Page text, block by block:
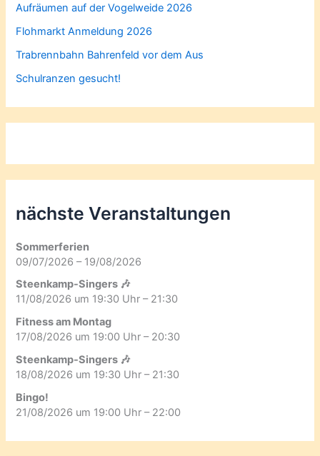
Aufräumen auf der Vogelweide 2026
Flohmarkt Anmeldung 2026
Trabrennbahn Bahrenfeld vor dem Aus
Schulranzen gesucht!
nächste Veranstaltungen
Sommerferien
09/07/2026 – 19/08/2026
Steenkamp-Singers 🎶
11/08/2026 um 19:30 Uhr – 21:30
Fitness am Montag
17/08/2026 um 19:00 Uhr – 20:30
Steenkamp-Singers 🎶
18/08/2026 um 19:30 Uhr – 21:30
Bingo!
21/08/2026 um 19:00 Uhr – 22:00